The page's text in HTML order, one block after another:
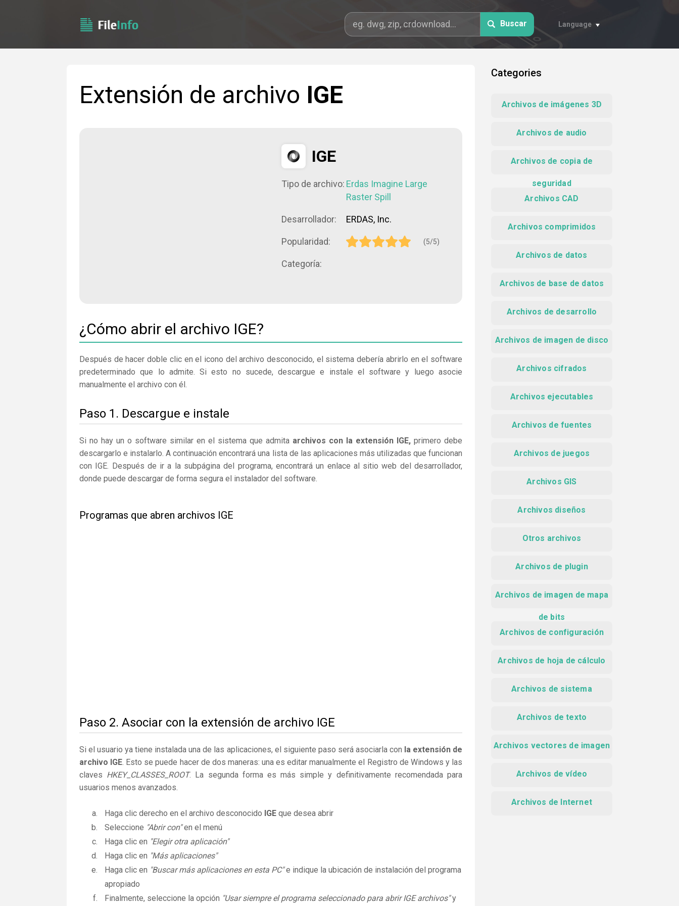
Buscar Language
Extensión de archivo IGE
IGE
Tipo de archivo: Erdas Imagine Large
Raster Spill
Desarrollador: ERDAS, Inc.
Popularidad: (5/5)
Categoría:
¿Cómo abrir el archivo IGE?
Después de hacer doble clic en el icono del archivo desconocido, el sistema debería abrirlo en el software
predeterminado que lo admite. Si esto no sucede, descargue e instale el software y luego asocie
manualmente el archivo con él.
Paso 1. Descargue e instale
Si no hay un o software similar en el sistema que admita archivos con la extensión IGE, primero debe
descargarlo e instalarlo. A continuación encontrará una lista de las aplicaciones más utilizadas que funcionan
con IGE. Después de ir a la subpágina del programa, encontrará un enlace al sitio web del desarrollador,
donde puede descargar de forma segura el instalador del software.
Programas que abren archivos IGE
Paso 2. Asociar con la extensión de archivo IGE
Si el usuario ya tiene instalada una de las aplicaciones, el siguiente paso será asociarla con la extensión de
archivo IGE. Esto se puede hacer de dos maneras: una es editar manualmente el Registro de Windows y las
claves HKEY_CLASSES_ROOT. La segunda forma es más simple y definitivamente recomendada para
usuarios menos avanzados.
Haga clic derecho en el archivo desconocido IGE que desea abrir
Seleccione "Abrir con"en el menú
Haga clic en "Elegir otra aplicación"
Haga clic en "Más aplicaciones"
Haga clic en "Buscar más aplicaciones en esta PC"e indique la ubicación de instalación del programa
apropiado
Finalmente, seleccione la opción "Usar siempre el programa seleccionado para abrir IGE archivos"y
Categories
Archivos de imágenes 3D
Archivos de audio
Archivos de copia de
seguridad
Archivos CAD
Archivos comprimidos
Archivos de datos
Archivos de base de datos
Archivos de desarrollo
Archivos de imagen de disco
Archivos cifrados
Archivos ejecutables
Archivos de fuentes
Archivos de juegos
Archivos GIS
Archivos diseños
Otros archivos
Archivos de plugin
Archivos de imagen de mapa
de bits
Archivos de configuración
Archivos de hoja de cálculo
Archivos de sistema
Archivos de texto
Archivos vectores de imagen
Archivos de vídeo
Archivos de Internet